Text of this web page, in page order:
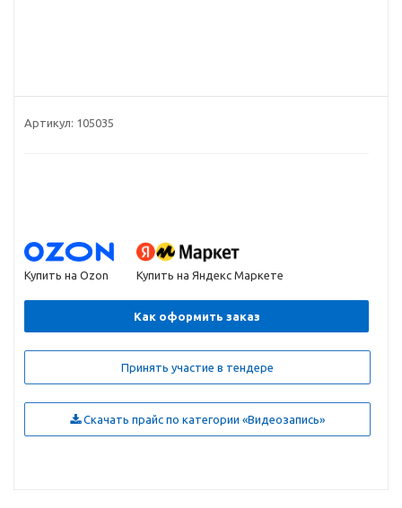
Артикул: 105035
Купить на Ozon Купить на Яндекс Маркете
Как оформить заказ
Принять участие в тендере
Скачать прайс по категории «Видеозапись»